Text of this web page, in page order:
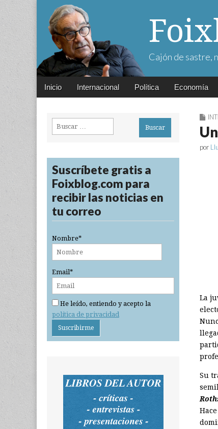
Cajón de sastre,
Main
Skip
Inicio Internacional Política Economía
por
La
Su
Buscar:
Suscríbete gratis a
Foixblog.com para
recibir las noticias en
tu correo
Nombre*
Email*
He leído, entiendo y acepto la
política de privacidad